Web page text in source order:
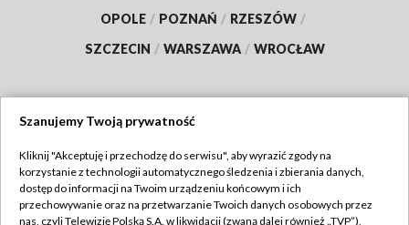
OPOLE / POZNAŃ / RZESZÓW /
SZCZECIN / WARSZAWA / WROCŁAW
TVP
Abonament TVP
Regulamin TVP
Szanujemy Twoją prywatność
Kliknij "Akceptuję i przechodzę do serwisu", aby wyrazić zgody na
korzystanie z technologii automatycznego śledzenia i zbierania danych,
dostęp do informacji na Twoim urządzeniu końcowym i ich
przechowywanie oraz na przetwarzanie Twoich danych osobowych przez
nas, czyli Telewizję Polską S.A. w likwidacji (zwaną dalej również „TVP”),